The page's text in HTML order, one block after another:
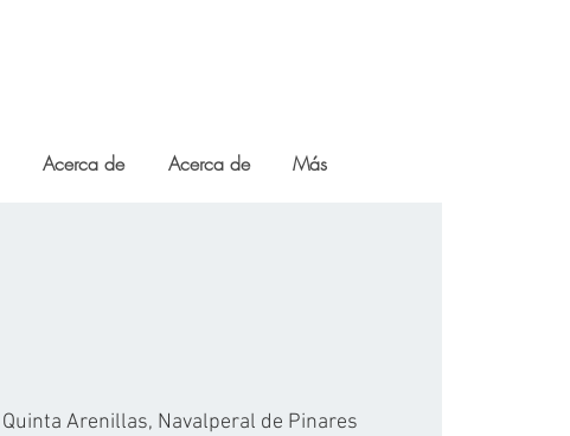
Acerca de Acerca de Más
Quinta Arenillas, Navalperal de Pinares